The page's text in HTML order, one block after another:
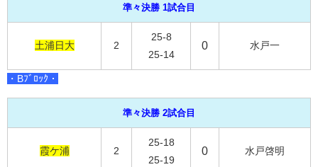
準々決勝 1試合目
土浦日大 2
25-8
25-14
0 水戸一
・Bﾌﾞﾛｯｸ・
準々決勝 2試合目
霞ケ浦 2
25-18
25-19
0 水戸啓明